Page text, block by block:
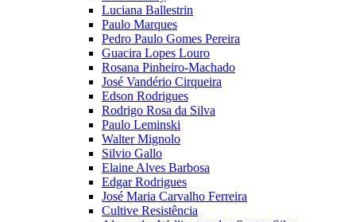
Luciana Ballestrin
Paulo Marques
Pedro Paulo Gomes Pereira
Guacira Lopes Louro
Rosana Pinheiro-Machado
José Vandério Cirqueira
Edson Rodrigues
Rodrigo Rosa da Silva
Paulo Leminski
Walter Mignolo
Silvio Gallo
Elaine Alves Barbosa
Edgar Rodrigues
José Maria Carvalho Ferreira
Cultive Resistência